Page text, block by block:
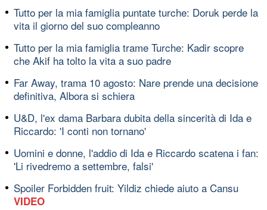
Tutto per la mia famiglia puntate turche: Doruk perde la
vita il giorno del suo compleanno
Tutto per la mia famiglia trame Turche: Kadir scopre
che Akif ha tolto la vita a suo padre
Far Away, trama 10 agosto: Nare prende una decisione
definitiva, Albora si schiera
U&D, l'ex dama Barbara dubita della sincerità di Ida e
Riccardo: 'I conti non tornano'
Uomini e donne, l'addio di Ida e Riccardo scatena i fan:
'Li rivedremo a settembre, falsi'
Spoiler Forbidden fruit: Yildiz chiede aiuto a Cansu
VIDEO